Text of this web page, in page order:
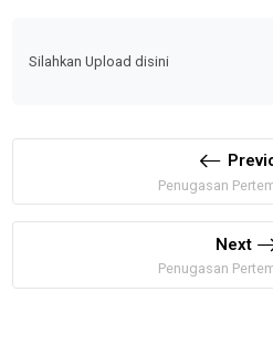
Silahkan Upload disini
Penugasan
Next
Penugasan